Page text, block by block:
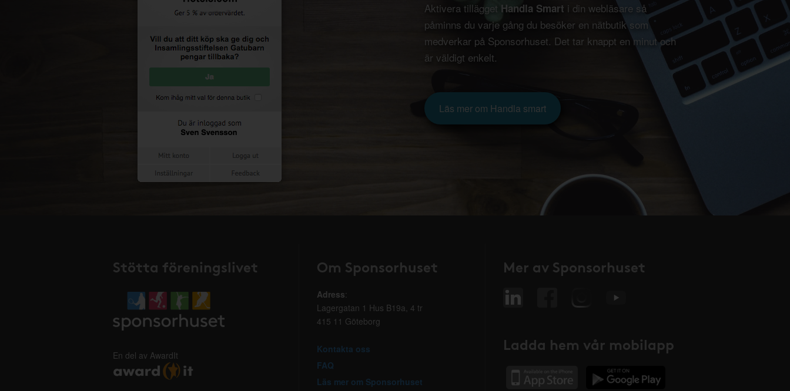
Aktivera tillägget Handla Smart i din webläsare så
påminns du varje gång du besöker en nätbutik som
medverkar på Sponsorhuset. Det tar knappt en minut och
är väldigt enkelt.
Läs mer om Handla smart
Stötta föreningslivet
En del av AwardIt
Om Sponsorhuset
Adress:
Lagergatan 1 Hus B19a, 4 tr
415 11 Göteborg
Kontakta oss
FAQ
Läs mer om Sponsorhuset
Mer av Sponsorhuset
Ladda hem vår mobilapp